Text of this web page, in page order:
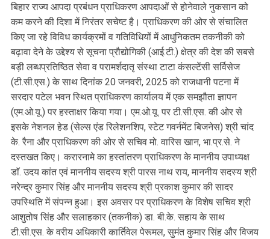
बिहार राज्य आपदा प्रबंधन प्राधिकरण आपदाओं से होनेवाले नुकसान को
कम करने की दिशा में निरंतर सचेष्ट है। प्राधिकरण की ओर से संचालित
किए जा रहे विविध कार्यक्रमों व गतिविधियों में आधुनिकतम तकनीकी को
बढ़ावा देने के उद्देश्य से सूचना प्रौद्योगिकी (आई.टी.) क्षेत्र की देश की सबसे
बड़ी लब्धप्रतिष्ठित सेवा व परामर्शदातृ संस्था टाटा कंसल्टेंसी सर्विसेज
(टी.सी.एस.) के साथ दिनांक 20 जनवरी, 2025 को राजधानी पटना में
सरदार पटेल भवन स्थित प्राधिकरण कार्यालय में एक समझौता ज्ञापन
(एम.ओ.यू.) पर हस्ताक्षर किया गया। एम.ओ.यू. पर टी.सी.एस. की ओर से
इसके नेशनल हेड (सेल्स एंड रिलेशनशिप, स्टेट गवर्नमेंट बिजनेस) श्री चांद
के. रैना और प्राधिकरण की ओर से सचिव मो. वारिस खान, भा.प्र.से. ने
दस्तखत किए। करारनामे का हस्तांतरण प्राधिकरण के माननीय उपाध्यक्ष
डाॅ. उदय कांत एवं माननीय सदस्य श्री पारस नाथ राय, माननीय सदस्य श्री
नरेन्द्र कुमार सिंह और माननीय सदस्य श्री प्रकाश कुमार की सादर
उपस्थिति में संपन्न हुआ। इस अवसर पर प्राधिकरण के विशेष सचिव श्री
आशुतोष सिंह और सलाहकार (तकनीक) डा. बी.के. सहाय के साथ
टी.सी.एस. के वरीय अधिकारी कार्तिवेल पेरूमल, सुमंत कुमार सिंह और विजय